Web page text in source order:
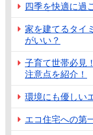
四季を快適に過
家を建てるタイ
がいい？
子育て世帯必見
注意点を紹介！
環境にも優しい
エコ住宅への第